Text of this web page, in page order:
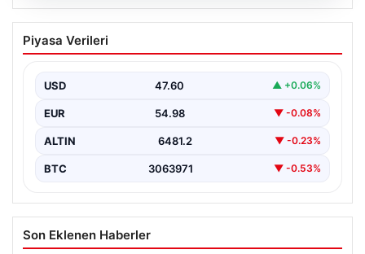
05.08.2026
deprem nerede oldu? İstanbul, Ankara,
Ağustos 2026
{ “title”: “05 Ağustos 2026 Güncel Deprem Durumu ve
Piyasa Verileri
USD 47.60 ▲ +0.06%
EUR 54.98 ▼ -0.08%
ALTIN 6481.2 ▼ -0.23%
BTC 3063971 ▼ -0.53%
Son Eklenen Haberler